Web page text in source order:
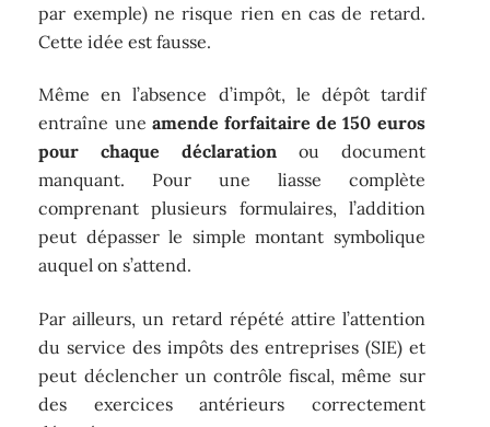
par exemple) ne risque rien en cas de retard.
Cette idée est fausse.
Même en l’absence d’impôt, le dépôt tardif
entraîne une amende forfaitaire de 150 euros
pour chaque déclaration ou document
manquant. Pour une liasse complète
comprenant plusieurs formulaires, l’addition
peut dépasser le simple montant symbolique
auquel on s’attend.
Par ailleurs, un retard répété attire l’attention
du service des impôts des entreprises (SIE) et
peut déclencher un contrôle fiscal, même sur
des exercices antérieurs correctement